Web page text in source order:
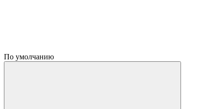
По умолчанию